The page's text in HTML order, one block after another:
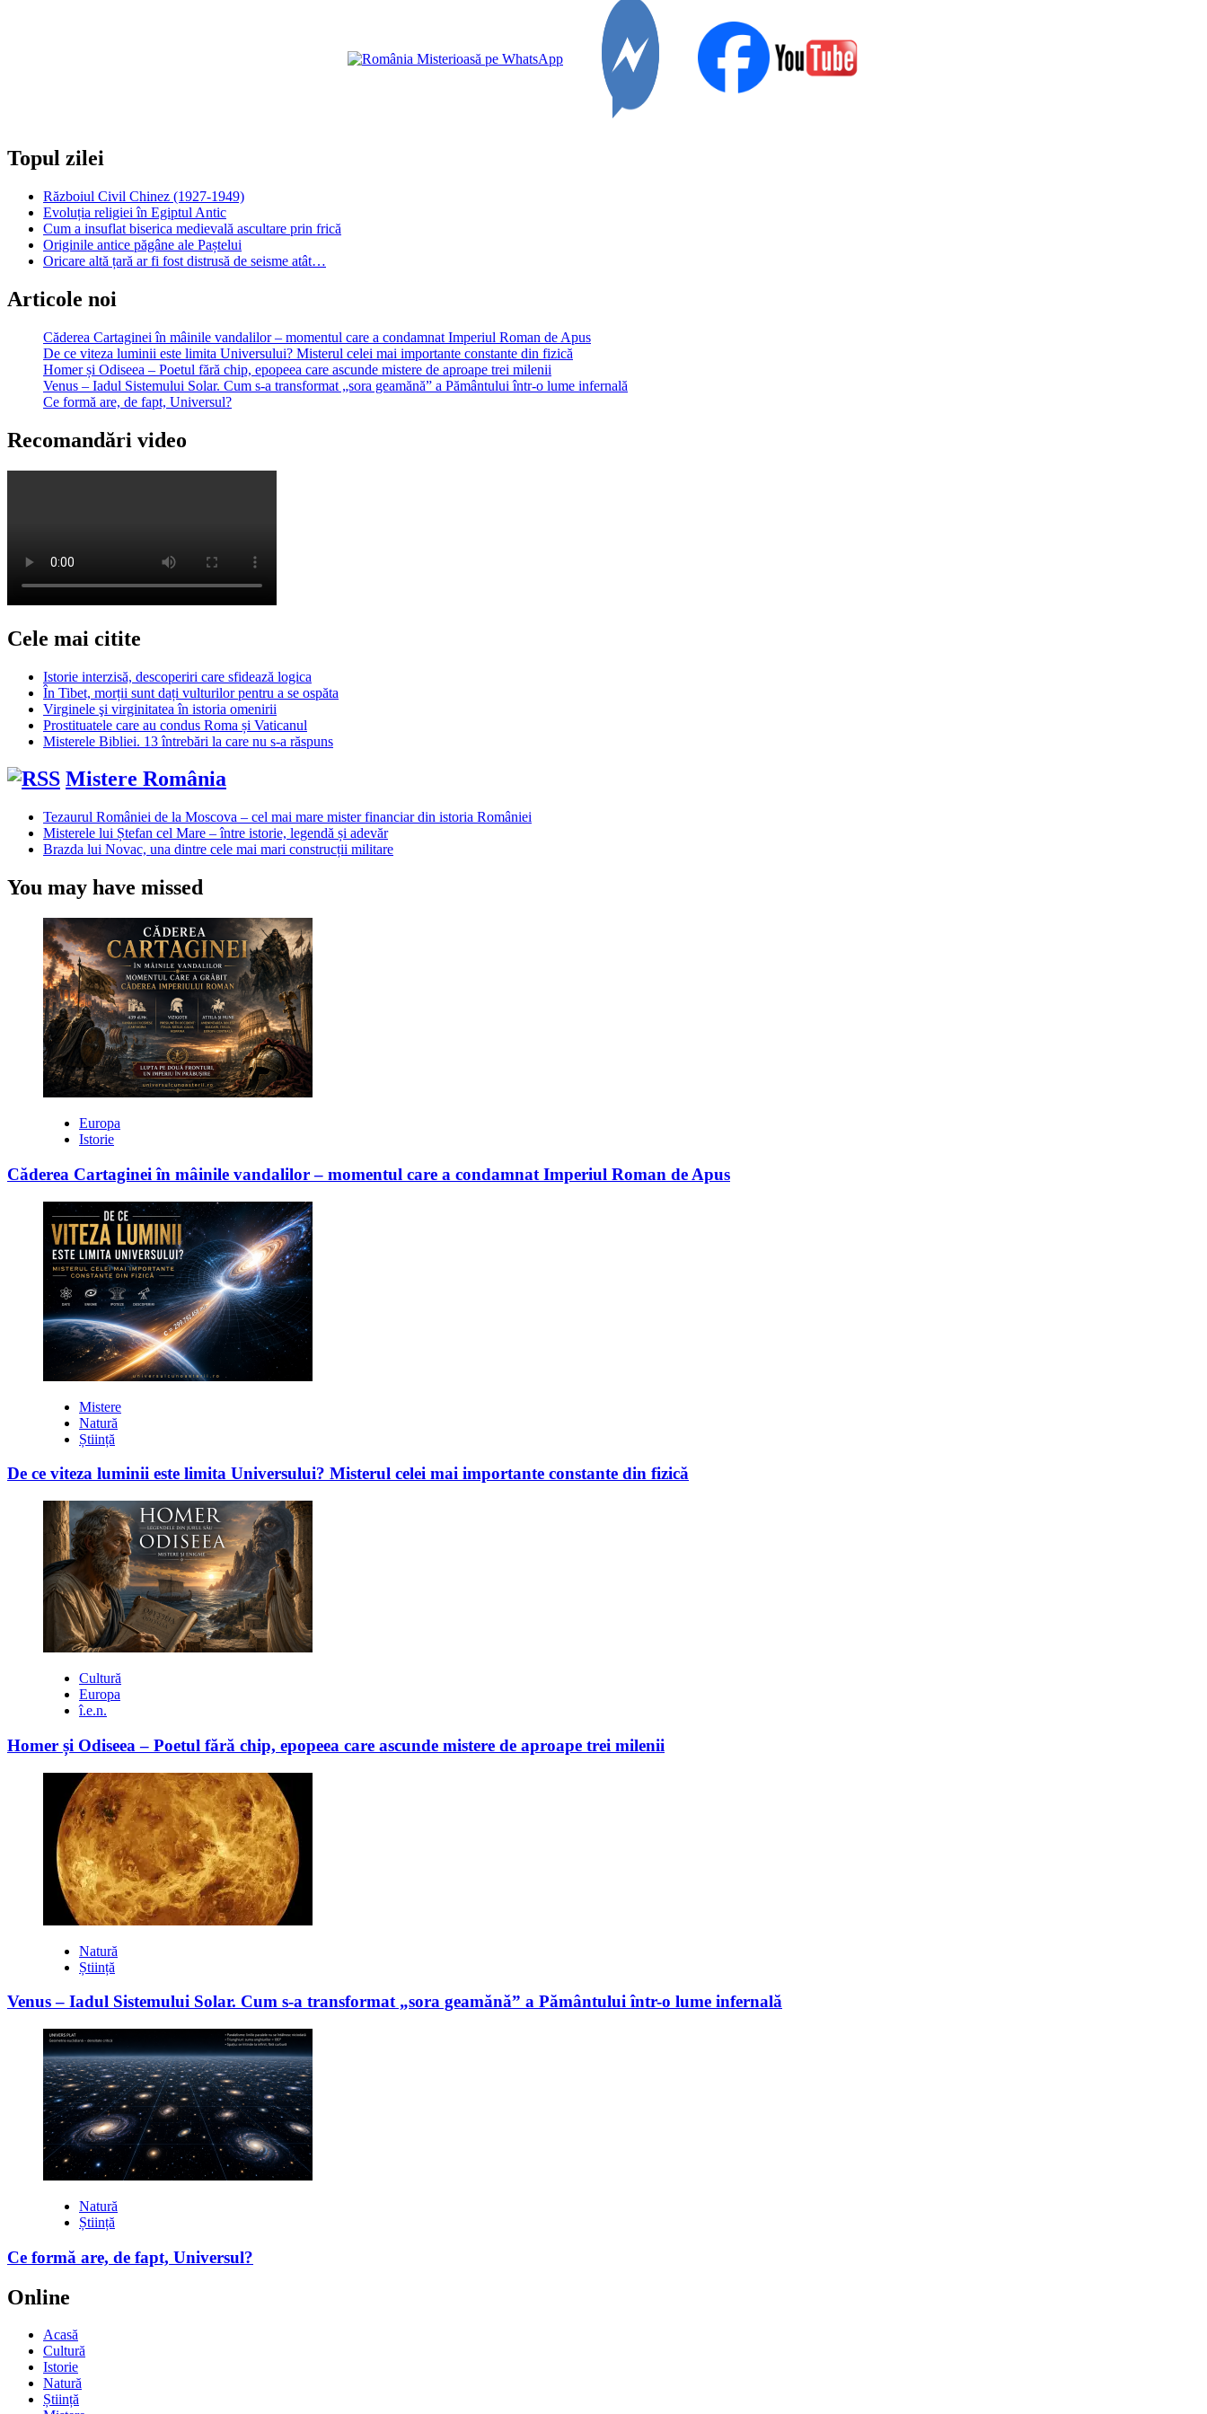
Topul zilei
Războiul Civil Chinez (1927-1949)
Evoluția religiei în Egiptul Antic
Cum a insuflat biserica medievală ascultare prin frică
Originile antice păgâne ale Paștelui
Oricare altă țară ar fi fost distrusă de seisme atât…
Articole noi
Căderea Cartaginei în mâinile vandalilor – momentul care a condamnat Imperiul Roman de Apus
De ce viteza luminii este limita Universului? Misterul celei mai importante constante din fizică
Homer și Odiseea – Poetul fără chip, epopeea care ascunde mistere de aproape trei milenii
Venus – Iadul Sistemului Solar. Cum s-a transformat „sora geamănă” a Pământului într-o lume infernală
Ce formă are, de fapt, Universul?
Recomandări video
Cele mai citite
Istorie interzisă, descoperiri care sfidează logica
În Tibet, morții sunt dați vulturilor pentru a se ospăta
Virginele şi virginitatea în istoria omenirii
Prostituatele care au condus Roma și Vaticanul
Misterele Bibliei. 13 întrebări la care nu s-a răspuns
Mistere România
Tezaurul României de la Moscova – cel mai mare mister financiar din istoria României
Misterele lui Ștefan cel Mare – între istorie, legendă și adevăr
Brazda lui Novac, una dintre cele mai mari construcții militare
You may have missed
Europa
Istorie
Căderea Cartaginei în mâinile vandalilor – momentul care a condamnat Imperiul Roman de Apus
Mistere
Natură
Știință
De ce viteza luminii este limita Universului? Misterul celei mai importante constante din fizică
Cultură
Europa
î.e.n.
Homer și Odiseea – Poetul fără chip, epopeea care ascunde mistere de aproape trei milenii
Natură
Știință
Venus – Iadul Sistemului Solar. Cum s-a transformat „sora geamănă” a Pământului într-o lume infernală
Natură
Știință
Ce formă are, de fapt, Universul?
Online
Acasă
Cultură
Istorie
Natură
Știință